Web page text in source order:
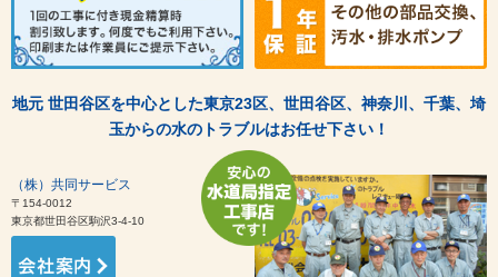
地元 世田谷区を中心とした東京23区、世田谷区、神奈川、千葉、埼
玉からの水のトラブルはお任せ下さい！
（株）共同サービス
〒154-0012
東京都世田谷区駒沢3-4-10